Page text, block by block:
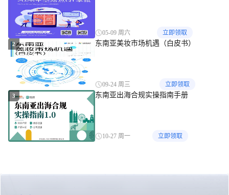
05-09 周六 立即领取
2 东南亚美妆市场机遇（白皮书）
09-24 周三 立即领取
3 东南亚出海合规实操指南手册
10-27 周一 立即领取